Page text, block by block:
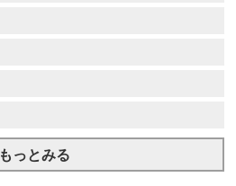
もっとみる